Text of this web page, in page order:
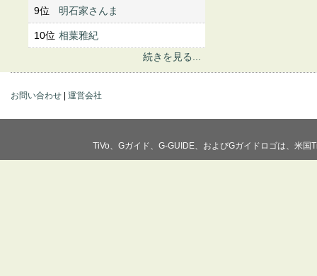
9位 明石家さんま
10位 相葉雅紀
続きを見る...
お問い合わせ 運営会社
TiVo、Gガイド、G-GUIDE、およびGガイドロゴは、米